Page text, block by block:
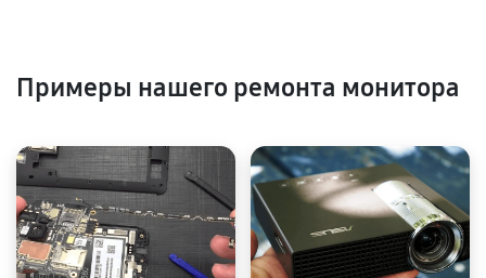
Примеры нашего ремонта монитора